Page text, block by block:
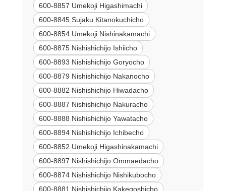
600-8857 Umekoji Higashimachi
600-8845 Sujaku Kitanokuchicho
600-8854 Umekoji Nishinakamachi
600-8875 Nishishichijo Ishiicho
600-8893 Nishishichijo Goryocho
600-8879 Nishishichijo Nakanocho
600-8882 Nishishichijo Hiwadacho
600-8887 Nishishichijo Nakuracho
600-8888 Nishishichijo Yawatacho
600-8894 Nishishichijo Ichibecho
600-8852 Umekoji Higashinakamachi
600-8897 Nishishichijo Ommaedacho
600-8874 Nishishichijo Nishikubocho
600-8881 Nishishichijo Kakegoshicho